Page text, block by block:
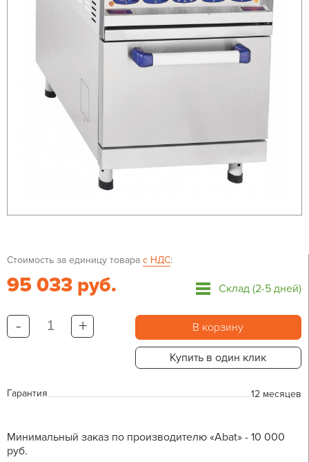
Стоимость за единицу товара с НДС:
95 033 руб. Склад (2-5 дней)
- + В корзину
Купить в один клик
Гарантия 12 месяцев
Минимальный заказ по производителю «Abat» - 10 000
руб.